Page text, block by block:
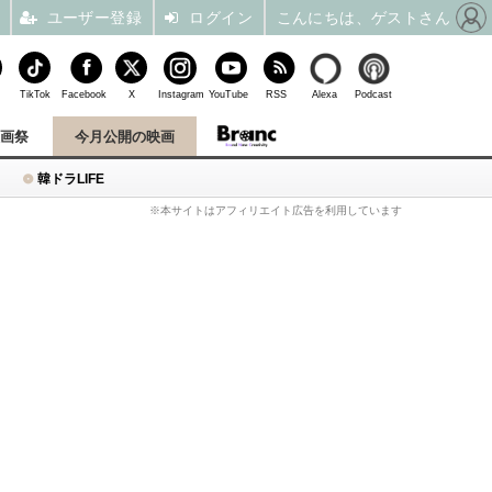
韓ドラLIFE
祭 今月公開の映画
※本サイトはアフィリエイト広告を利用しています
TikTok Facebook X Instagram YouTube RSS Alexa Podcast
ユーザー登録 ログイン こんにちは、ゲストさん